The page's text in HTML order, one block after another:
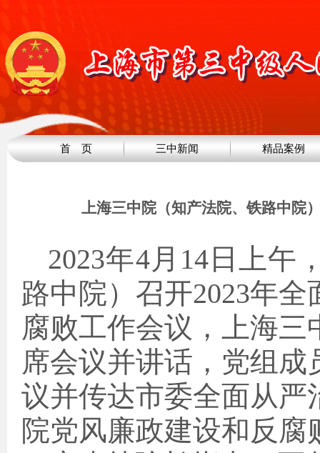
首 页 三中新闻 精品案例
上海三中院（知产法院、铁路中院
2023年4月14日上午
路中院）召开2023年
腐败工作会议，上海
席会议并讲话 ，党组
议并传达市委全面从严
院党风廉政建设和反